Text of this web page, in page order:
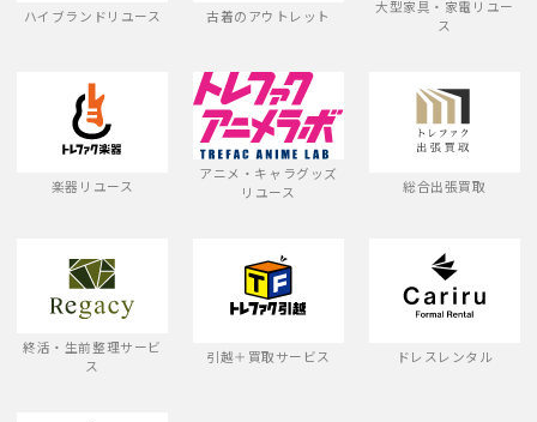
ハイブランドリユース 古着のアウトレット
大型家具・家電リユー
ス
楽器リユース
アニメ・キャラグッズ
リユース
総合出張買取
終活・生前整理サービ
ス
引越＋買取サービス ドレスレンタル